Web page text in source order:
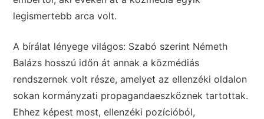
legismertebb arca volt.
A bírálat lényege világos: Szabó szerint Németh
Balázs hosszú időn át annak a közmédiás
rendszernek volt része, amelyet az ellenzéki oldalon
sokan kormányzati propagandaeszköznek tartottak.
Ehhez képest most, ellenzéki pozícióból,